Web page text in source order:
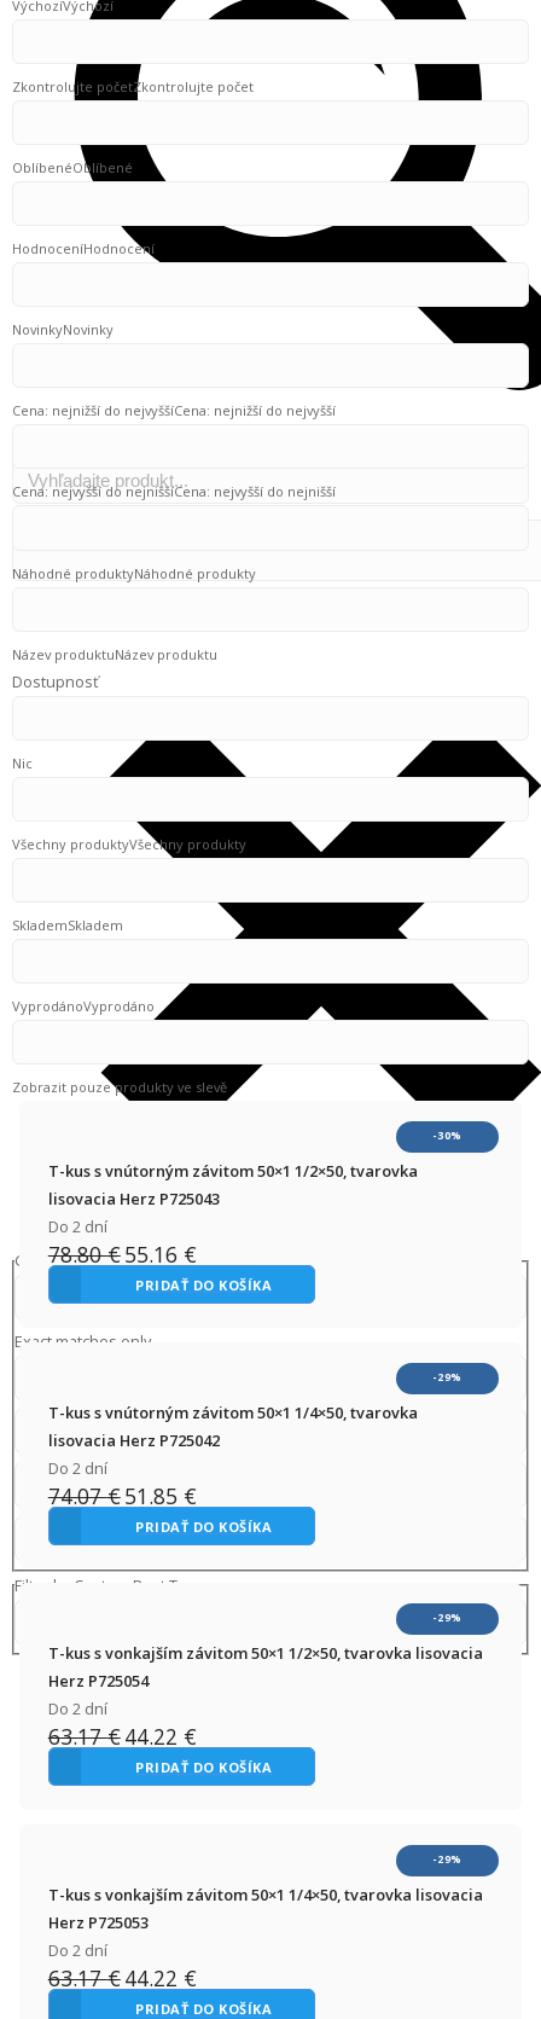
Generic filters
Exact matches only
Filter by Custom Post Type
VýchozíVýchozí
Zkontrolujte početZkontrolujte počet
OblíbenéOblíbené
HodnoceníHodnocení
NovinkyNovinky
Cena: nejnižší do nejvyššíCena: nejnižší do nejvyšší
Cena: nejvyšší do nejniššíCena: nejvyšší do nejnišší
Náhodné produktyNáhodné produkty
Název produktuNázev produktu
Dostupnosť
Nic
Všechny produktyVšechny produkty
SklademSkladem
VyprodánoVyprodáno
Zobrazit pouze produkty ve slevě
-30%
T-kus s vnútorným závitom 50×1 1/2×50, tvarovka
lisovacia Herz P725043
Do 2 dní
78.80€ Pôvodná
cena
bola:
78.80 €.
55.16 €Aktuálna
cena
je:
PRIDAŤ DO KOŠÍKA
-29%
T-kus s vnútorným závitom 50×1 1/4×50, tvarovka
lisovacia Herz P725042
Do 2 dní
74.07€ Pôvodná
cena
bola:
74.07 €.
51.85 €Aktuálna
cena
je:
51.85 €.
PRIDAŤ DO KOŠÍKA
-29%
T-kus s vonkajším závitom 50×1 1/2×50, tvarovka lisovacia
Herz P725054
Do 2 dní
63.17€ Pôvodná
cena
bola:
44.22 €Aktuálna
cena
je:
PRIDAŤ DO KOŠÍKA
-29%
T-kus s vonkajším závitom 50×1 1/4×50, tvarovka lisovacia
Herz P725053
Do 2 dní
63.17€ Pôvodná
cena
44.22 €Aktuálna
cena
PRIDAŤ DO KOŠÍKA